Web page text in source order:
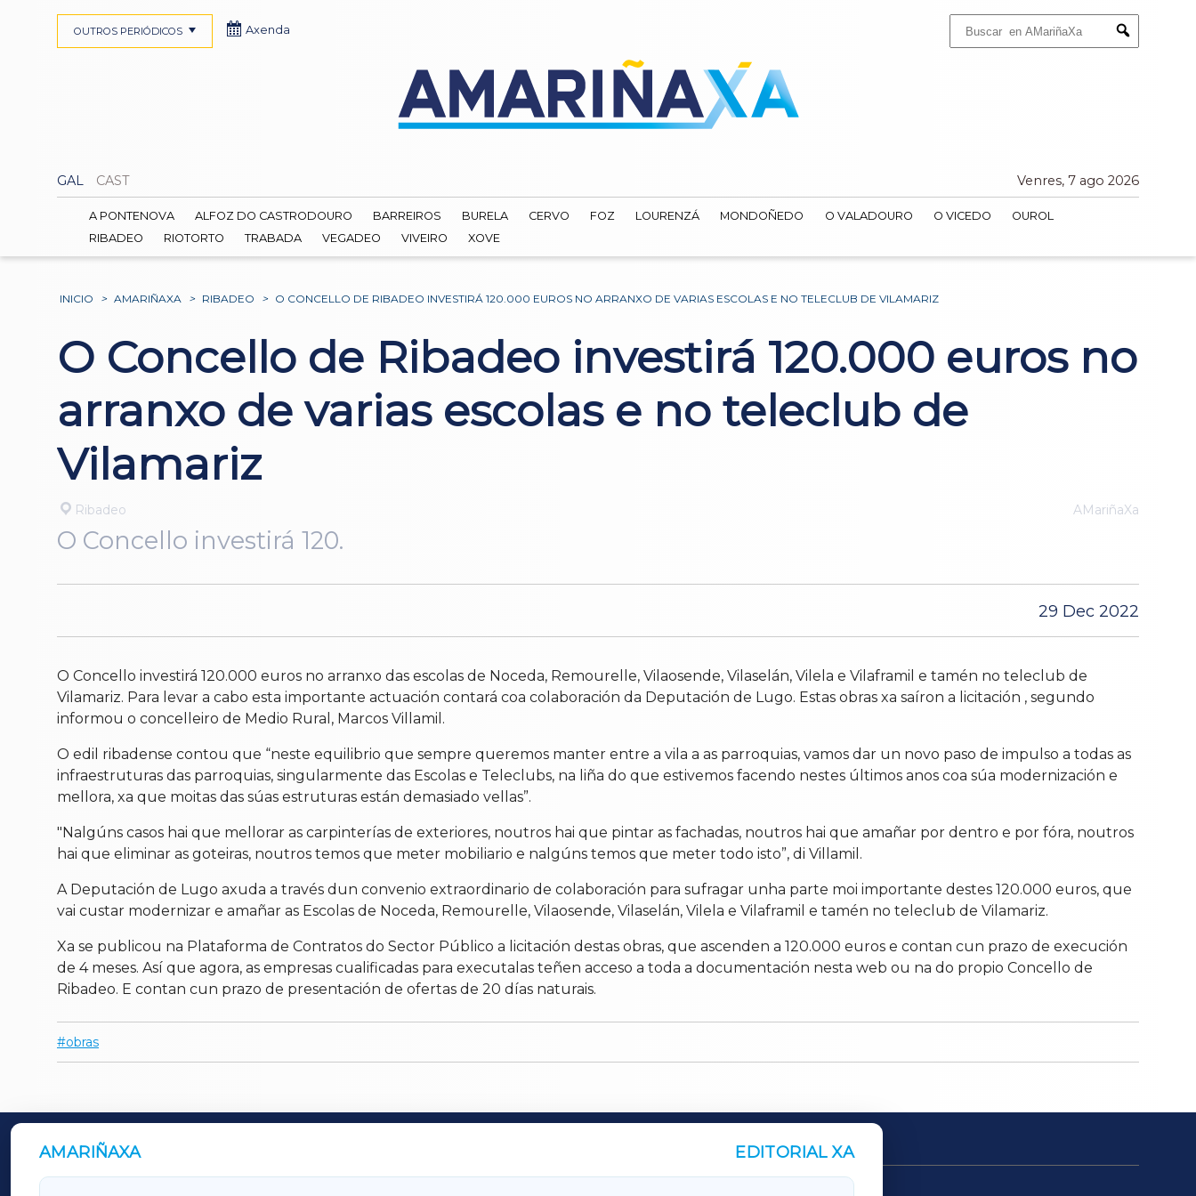
Submit
GAL CAST Venres, 7 ago 2026
OUTROS PERIÓDICOS Axenda
A PONTENOVA ALFOZ DO CASTRODOURO BARREIROS BURELA CERVO FOZ LOURENZÁ MONDOÑEDO O VALADOURO O VICEDO
OUROL
RIBADEO
RIOTORTO TRABADA VEGADEO VIVEIRO XOVE
INICIO > AMARIÑAXA > RIBADEO > O CONCELLO DE RIBADEO INVESTIRÁ 120.000 EUROS NO ARRANXO DE VARIAS ESCOLAS E NO TELECLUB DE VILAMARIZ
O Concello de Ribadeo investirá 120.000 euros no
arranxo de varias escolas e no teleclub de
Vilamariz
Ribadeo AMariñaXa
O Concello investirá 120.
29 Dec 2022
O Concello investirá 120.000 euros no arranxo das escolas de Noceda, Remourelle, Vilaosende, Vilaselán, Vilela e Vilaframil e tamén no teleclub de
Vilamariz. Para levar a cabo esta importante actuación contará coa colaboración da Deputación de Lugo. Estas obras xa saíron a licitación , segundo
informou o concelleiro de Medio Rural, Marcos Villamil.
O edil ribadense contou que “neste equilibrio que sempre queremos manter entre a vila a as parroquias, vamos dar un novo paso de impulso a todas as
infraestruturas das parroquias, singularmente das Escolas e Teleclubs, na liña do que estivemos facendo nestes últimos anos coa súa modernización e
mellora, xa que moitas das súas estruturas están demasiado vellas”.
"Nalgúns casos hai que mellorar as carpinterías de exteriores, noutros hai que pintar as fachadas, noutros hai que amañar por dentro e por fóra, noutros
hai que eliminar as goteiras, noutros temos que meter mobiliario e nalgúns temos que meter todo isto”, di Villamil.
A Deputación de Lugo axuda a través dun convenio extraordinario de colaboración para sufragar unha parte moi importante destes 120.000 euros, que
vai custar modernizar e amañar as Escolas de Noceda, Remourelle, Vilaosende, Vilaselán, Vilela e Vilaframil e tamén no teleclub de Vilamariz.
Xa se publicou na Plataforma de Contratos do Sector Público a licitación destas obras, que ascenden a 120.000 euros e contan cun prazo de execución
de 4 meses. Así que agora, as empresas cualificadas para executalas teñen acceso a toda a documentación nesta web ou na do propio Concello de
Ribadeo. E contan cun prazo de presentación de ofertas de 20 días naturais.
obras
AMARIÑAXA EDITORIAL XA
OUTROS PERIÓDICOS